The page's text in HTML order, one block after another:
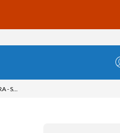
LINOCELL RUBBER CASE FOR GALAXY S24 ULTRA - SVART